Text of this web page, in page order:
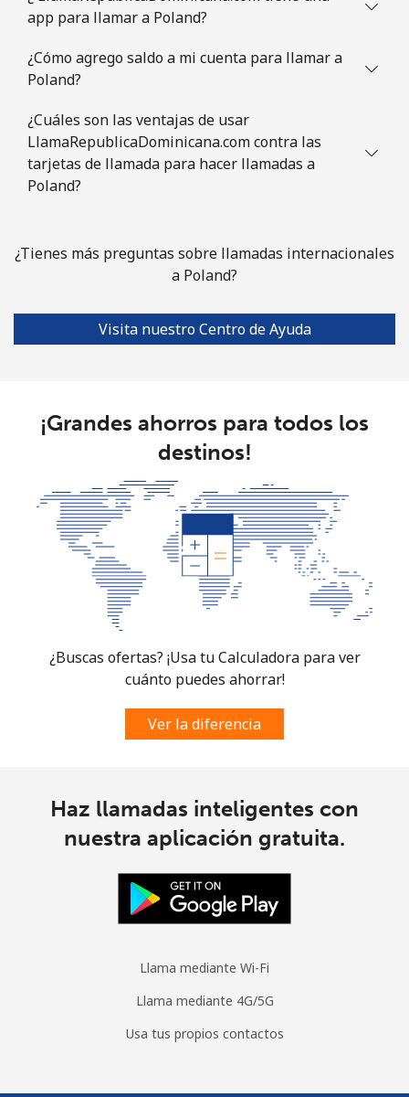
app para llamar a Poland?
¿Cómo agrego saldo a mi cuenta para llamar a
Poland?
¿Cuáles son las ventajas de usar
LlamaRepublicaDominicana.com contra las
tarjetas de llamada para hacer llamadas a
Poland?
¿Tienes más preguntas sobre llamadas internacionales
a Poland?
Visita nuestro Centro de Ayuda
¡Grandes ahorros para todos los
destinos!
¿Buscas ofertas? ¡Usa tu Calculadora para ver
cuánto puedes ahorrar!
Ver la diferencia
Haz llamadas inteligentes con
nuestra aplicación gratuita.
Llama mediante Wi-Fi
Llama mediante 4G/5G
Usa tus propios contactos